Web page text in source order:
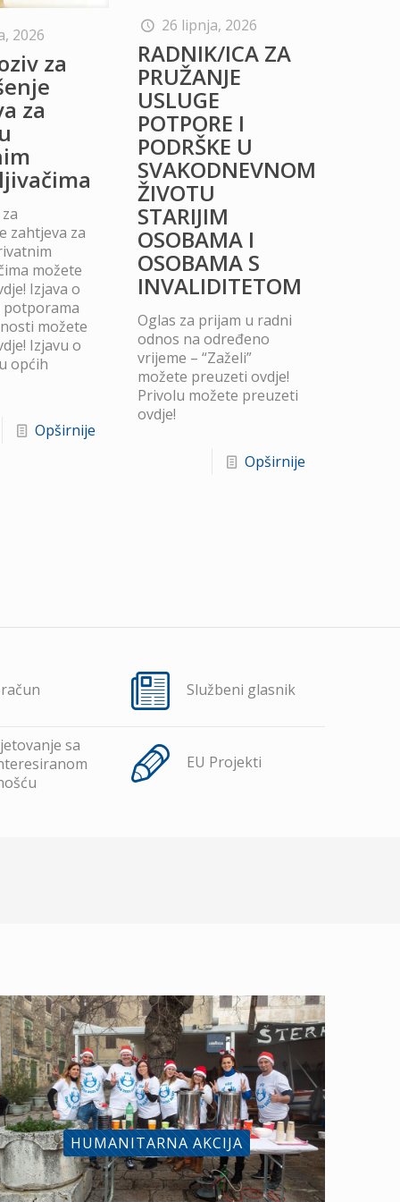
2026
za
za
zahtjeva za
možete
Izjava o
možete
Izjavu o
općih
Opširnije
26 lipnja, 2026
RADNIK/ICA ZA
PRUŽANJE
USLUGE
POTPORE I
PODRŠKE U
SVAKODNEVNOM
ŽIVOTU
STARIJIM
OSOBAMA I
OSOBAMA S
INVALIDITETOM
Oglas za prijam u radni
odnos na određeno
vrijeme – “Zaželi”
možete preuzeti ovdje!
Privolu možete preuzeti
ovdje!
Opširnije
Službeni glasnik
sa
EU Projekti
HUMANITARNA AKCIJA